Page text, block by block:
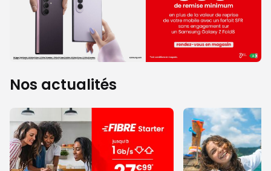
Nos actualités